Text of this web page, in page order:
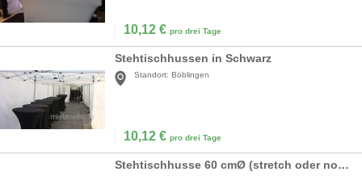
10,12 € pro drei Tage
Stehtischhussen in Schwarz
Standort: Böblingen
10,12 € pro drei Tage
Stehtischhusse 60 cmØ (stretch oder normal)